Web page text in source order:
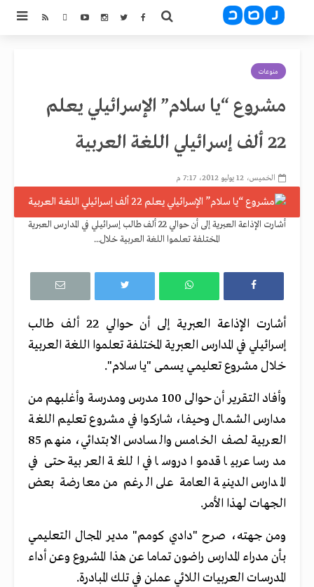
منوعات
مشروع “يا سلام” الإسرائيلي يعلم
22 ألف إسرائيلي اللغة العربية
الخميس، 12 يوليو 2012، 7:17 م
أشارت الإذاعة العبرية إلى أن حوالي 22 ألف طالب إسرائيلي في المدارس العبرية
المختلفة تعلموا اللغة العربية خلال...
أشارت الإذاعة العبرية إلى أن حوالي 22 ألف طالب
إسرائيلي في المدارس العبرية المختلفة تعلموا اللغة العربية
خلال مشروع تعليمي يسمى "يا سلام".
وأفاد التقرير أن حوالى 100 مدرس ومدرسة وأغلبهم من
مدارس الشمال وحيفا، شاركوا في مشروع تعليم اللغة
العربية لصف الخامس والسادس الابتدائي، منهم 85
مدرسا عربيا قدموا دروسا في اللغة العربية حتى في
المدارس الدينية العامة على الرغم من معارضة بعض
الجهات لهذا الأمر.
ومن جهته، صرح "دادي كومم" مدير المجال التعليمي
بأن مدراء المدارس راضون تماما عن هذا المشروع وعن أداء
المدرسات العربيات اللائي عملن في تلك المبادرة.